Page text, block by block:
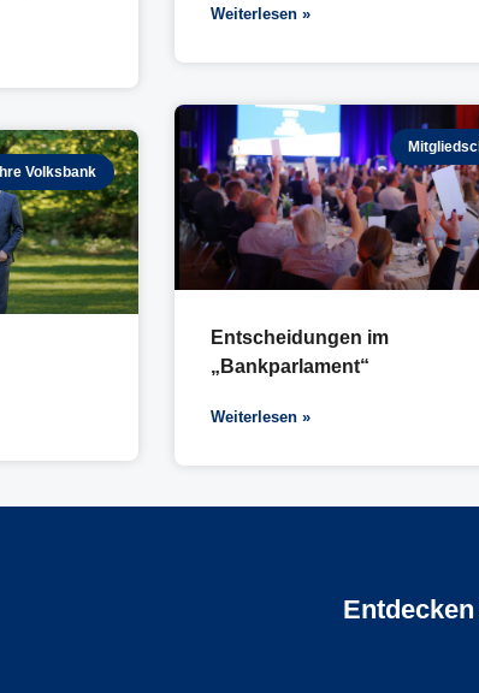
Weiterlesen »
Ihre Volksbank
Entscheidungen im
„Bankparlament“
Weiterlesen »